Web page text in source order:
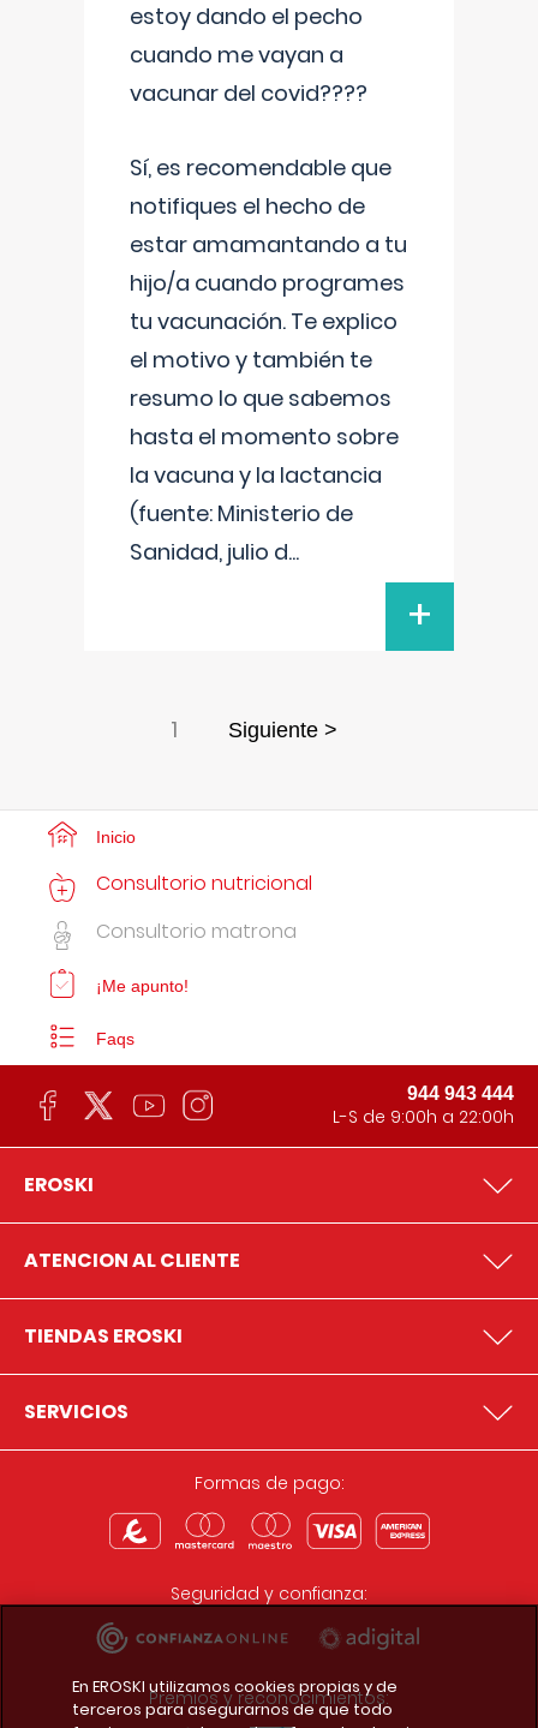
estoy dando el pecho
cuando me vayan a
vacunar del covid????
Sí, es recomendable que
notifiques el hecho de
estar amamantando a tu
hijo/a cuando programes
tu vacunación. Te explico
el motivo y también te
resumo lo que sabemos
hasta el momento sobre
la vacuna y la lactancia
(fuente: Ministerio de
Sanidad, julio d...
+
1 Siguiente >
Inicio
Consultorio nutricional
Consultorio matrona
¡Me apunto!
Faqs
944 943 444
L-S de 9:00h a 22:00h
EROSKI
ATENCION AL CLIENTE
TIENDAS EROSKI
SERVICIOS
Formas de pago:
Seguridad y confianza:
Premios y reconocimientos:
En EROSKI utilizamos cookies propias y de
terceros para asegurarnos de que todo